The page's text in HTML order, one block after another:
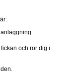
och rör dig i